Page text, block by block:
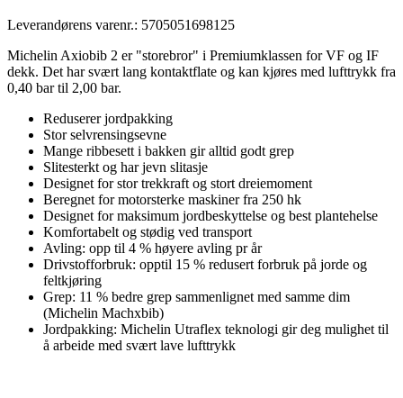
Leverandørens varenr.: 5705051698125
Michelin Axiobib 2 er "storebror" i Premiumklassen for VF og IF
dekk. Det har svært lang kontaktflate og kan kjøres med lufttrykk fra
0,40 bar til 2,00 bar.
Reduserer jordpakking
Stor selvrensingsevne
Mange ribbesett i bakken gir alltid godt grep
Slitesterkt og har jevn slitasje
Designet for stor trekkraft og stort dreiemoment
Beregnet for motorsterke maskiner fra 250 hk
Designet for maksimum jordbeskyttelse og best plantehelse
Komfortabelt og stødig ved transport
Avling: opp til 4 % høyere avling pr år
Drivstofforbruk: opptil 15 % redusert forbruk på jorde og
feltkjøring
Grep: 11 % bedre grep sammenlignet med samme dim
(Michelin Machxbib)
Jordpakking: Michelin Utraflex teknologi gir deg mulighet til
å arbeide med svært lave lufttrykk